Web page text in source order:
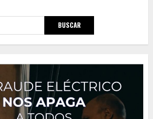
BUSCAR